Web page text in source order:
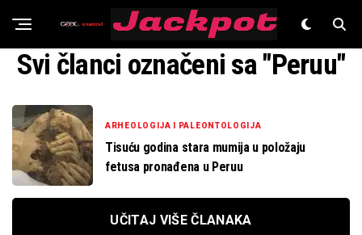
Znanost
Svi članci označeni sa "Peruu"
ARHEOLOGIJA I PALEONTOLOGIJA
Tisuću godina stara mumija u položaju
fetusa pronađena u Peruu
UČITAJ VIŠE ČLANAKA